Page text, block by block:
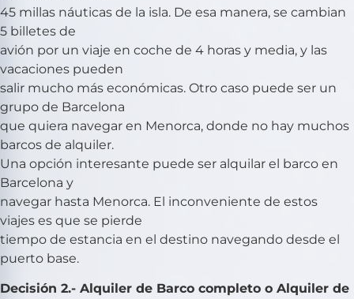
45 millas náuticas de la isla. De esa manera, se cambian
5 billetes de
avión por un viaje en coche de 4 horas y media, y las
vacaciones pueden
salir mucho más económicas. Otro caso puede ser un
grupo de Barcelona
que quiera navegar en Menorca, donde no hay muchos
barcos de alquiler.
Una opción interesante puede ser alquilar el barco en
Barcelona y
navegar hasta Menorca. El inconveniente de estos
viajes es que se pierde
tiempo de estancia en el destino navegando desde el
puerto base.
Decisión 2.- Alquiler de Barco completo o Alquiler de